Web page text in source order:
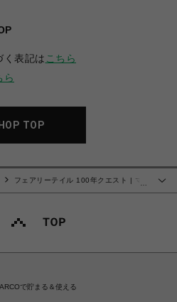
く表記は こちら
ら
TOP
フェアリーテイル 100年クエスト | マ
で貯まる＆使える